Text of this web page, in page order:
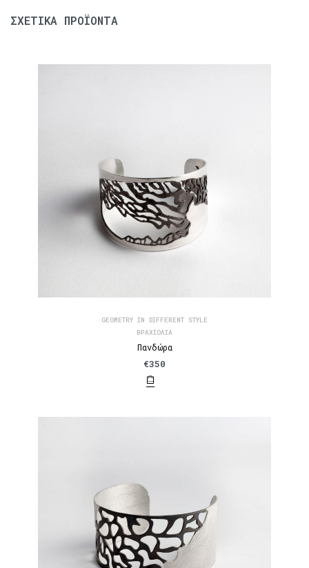
ΣΧΕΤΙΚΆ ΠΡΟΪΌΝΤΑ
GEOMETRY IN DIFFERENT STYLE
ΒΡΑΧΙΌΛΙΑ
Πανδώρα
€350